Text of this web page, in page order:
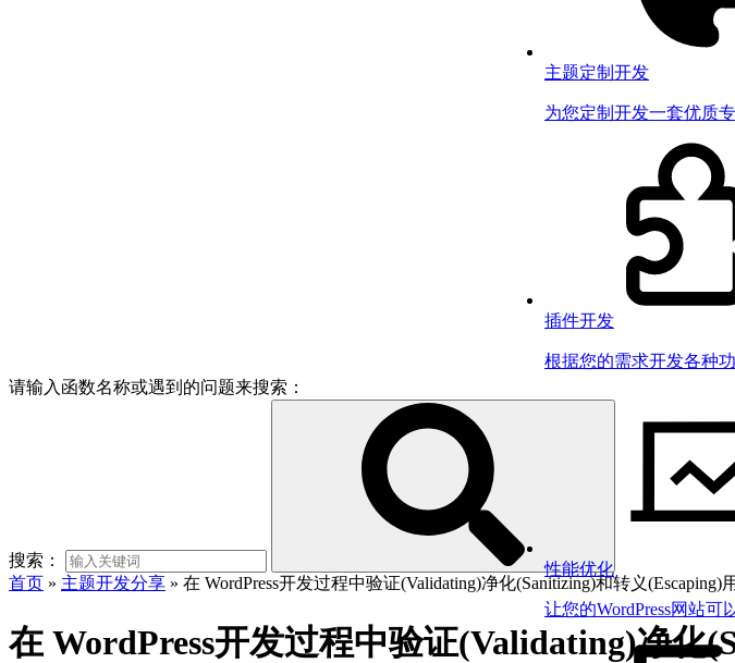
主题定制开发
为您定制开发一套优质专
插件开发
根据您的需求开发各种功
性能优化
让您的WordPress网站可
请输入函数名称或遇到的问题来搜索：
搜索：
首页 » 主题开发分享 » 在 WordPress开发过程中验证(Validating)净化(Sanitizing)和转义(Escaping)
在 WordPress开发过程中验证(Validating)净化